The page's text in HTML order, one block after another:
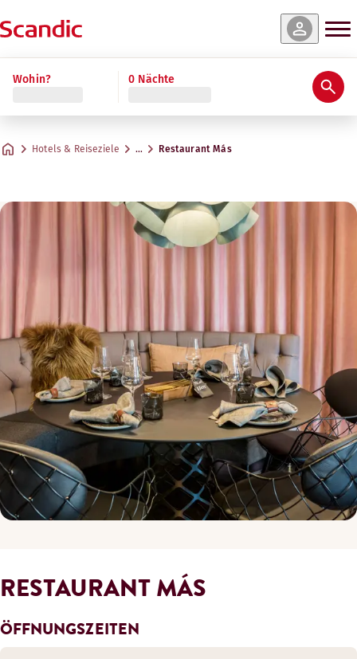
Wohin? 0 Nächte
Hotels & Reiseziele … Restaurant Más
RESTAURANT MÁS
ÖFFNUNGSZEITEN